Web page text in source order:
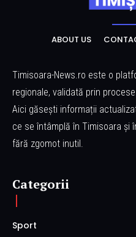
ABOUT US
Timisoara-News.ro este o
regionale, validată prin
Aici găsești informații
ce se întâmplă în Timisoara și
fără zgomot inutil.
Categorii
Sport